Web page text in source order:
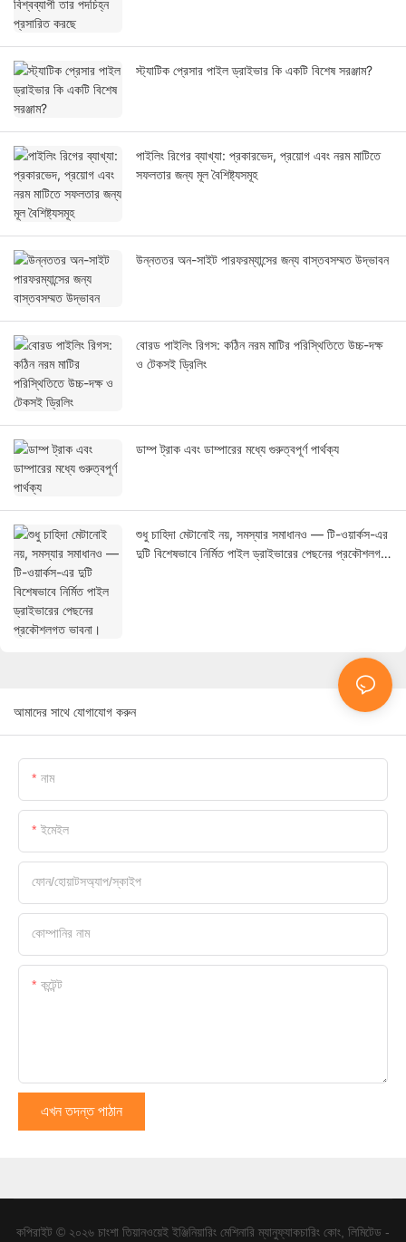
স্ট্যাটিক প্রেসার পাইল ড্রাইভার কি একটি বিশেষ সরঞ্জাম?
পাইলিং রিগের ব্যাখ্যা: প্রকারভেদ, প্রয়োগ এবং নরম মাটিতে
সফলতার জন্য মূল বৈশিষ্ট্যসমূহ
উন্নততর অন-সাইট পারফরম্যান্সের জন্য বাস্তবসম্মত উদ্ভাবন
বোরড পাইলিং রিগস: কঠিন নরম মাটির পরিস্থিতিতে উচ্চ-দক্ষ
ও টেকসই ড্রিলিং
ডাম্প ট্রাক এবং ডাম্পারের মধ্যে গুরুত্বপূর্ণ পার্থক্য
শুধু চাহিদা মেটানোই নয়, সমস্যার সমাধানও — টি-ওয়ার্কস-এর
দুটি বিশেষভাবে নির্মিত পাইল ড্রাইভারের পেছনের প্রকৌশলগত
আমাদের সাথে যোগাযোগ করুন
নাম
ইমেইল
ফোন/হোয়াটসঅ্যাপ/স্কাইপ
কোম্পানির নাম
কন্টেন্ট
এখন তদন্ত পাঠান
কপিরাইট © ২০২৬ চাংশা তিয়ানওয়েই ইঞ্জিনিয়ারিং মেশিনারি ম্যানুফ্যাকচারিং কোং, লিমিটেড -